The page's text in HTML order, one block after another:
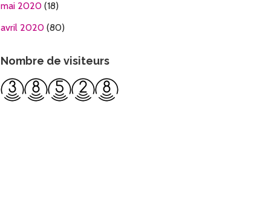
mai 2020(18)
avril 2020(80)
Nombre de visiteurs